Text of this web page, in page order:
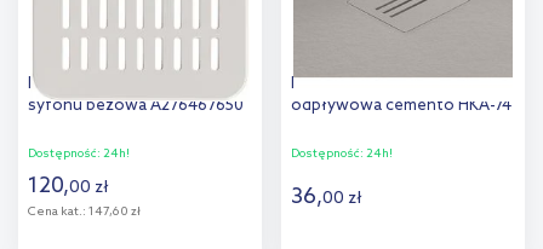
Roca Terran kratka do
syfonu beżowa A276467650
Dostępność: 24h!
120,00 zł
Cena kat.: 147,60 zł
Radaway Kyntos F kratka
odpływowa cemento HKA-74
Dostępność: 24h!
36,00 zł